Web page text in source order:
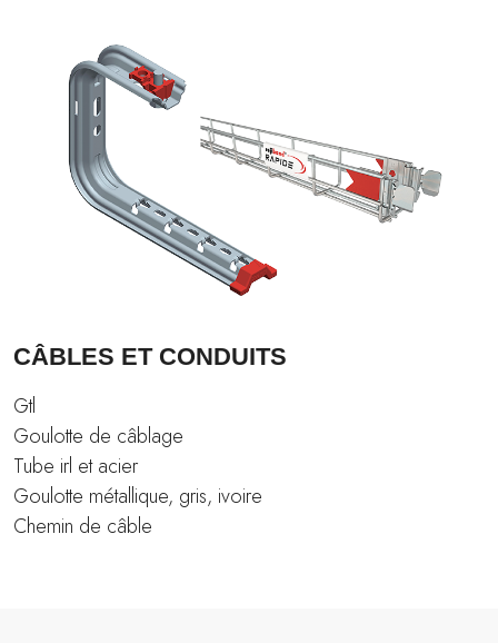
CÂBLES ET CONDUITS
Gtl
Goulotte de câblage
Tube irl et acier
Goulotte métallique, gris, ivoire
Chemin de câble